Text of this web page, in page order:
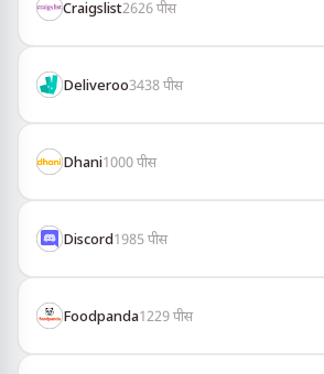
Craigslist2626पीस
Deliveroo3438पीस
Dhani1000पीस
Discord1985पीस
Foodpanda1229पीस